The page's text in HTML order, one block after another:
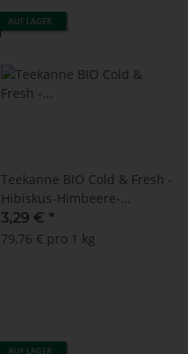
AUF LAGER
Teekanne BIO Cold & Fresh -
Hibiskus-Himbeere-
Zitronengras - MHD:
31.03.2026 !! (15
3,29 € *
79,76 € pro 1 kg
AUF LAGER